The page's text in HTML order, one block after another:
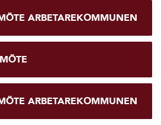
ARBETAREKOMMUNEN
ARBETAREKOMMUNEN